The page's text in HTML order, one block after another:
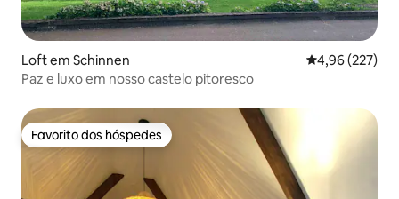
Loft em Schinnen Classificação
4,96 (227)
Paz e luxo em nosso castelo pitoresco
Favorito dos hóspedes
Favorito dos hóspedes